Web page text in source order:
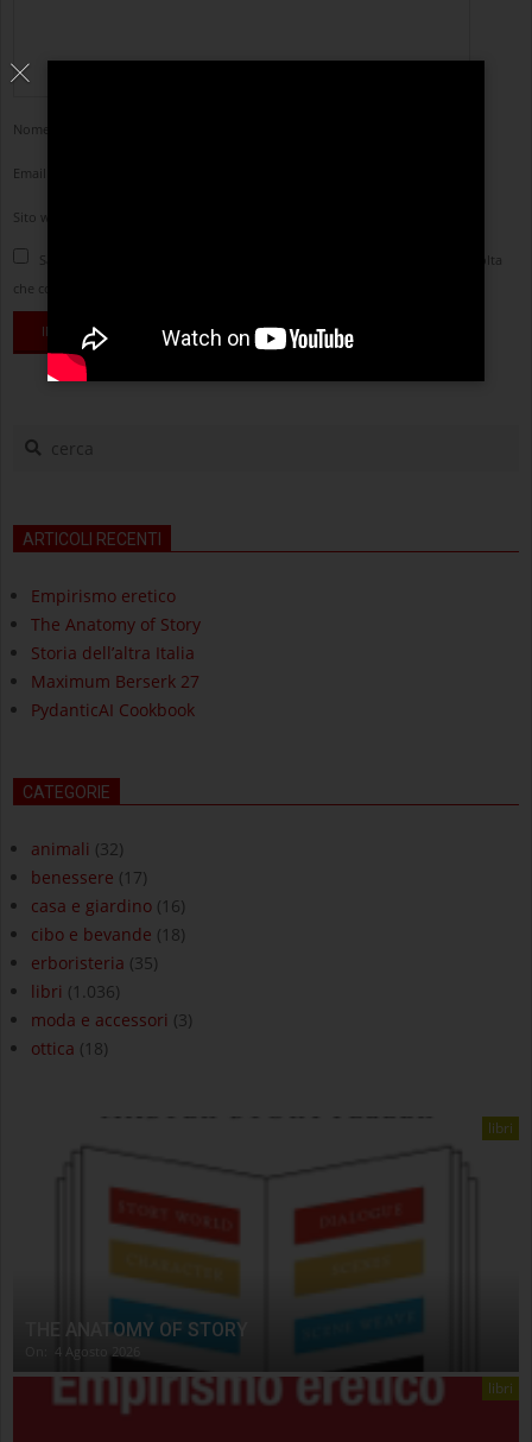
Nome
Email
Sito web
Salva il mio nome, email e sito web in questo browser per la prossima volta
che commento.
cerca
ARTICOLI RECENTI
Empirismo eretico
The Anatomy of Story
Storia dell’altra Italia
Maximum Berserk 27
PydanticAI Cookbook
CATEGORIE
animali (32)
benessere (17)
casa e giardino (16)
cibo e bevande (18)
erboristeria (35)
libri (1.036)
moda e accessori (3)
ottica (18)
libri
THE ANATOMY OF STORY
4 Agosto 2026
libri